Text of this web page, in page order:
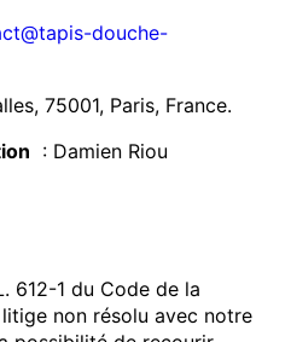
douche-
75001, Paris, France.
: Damien Riou
612-1 du Code de la
non résolu avec notre